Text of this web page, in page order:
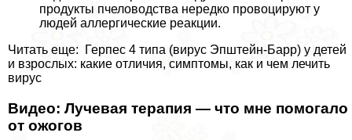
продукты пчеловодства нередко провоцируют у
людей аллергические реакции.
Читать еще: Герпес 4 типа (вирус Эпштейн-Барр) у детей
и взрослых: какие отличия, симптомы, как и чем лечить
вирус
Видео: Лучевая терапия — что мне помогало
от ожогов